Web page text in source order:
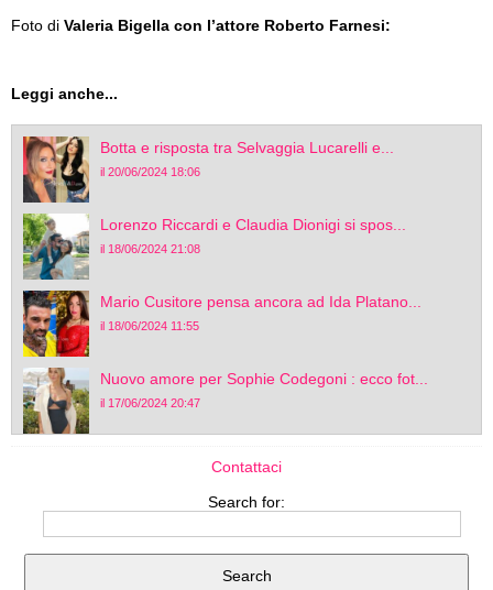
Foto di Valeria Bigella con l’attore Roberto Farnesi:
Leggi anche...
Botta e risposta tra Selvaggia Lucarelli e...
il 20/06/2024 18:06
Lorenzo Riccardi e Claudia Dionigi si spos...
il 18/06/2024 21:08
Mario Cusitore pensa ancora ad Ida Platano...
il 18/06/2024 11:55
Nuovo amore per Sophie Codegoni : ecco fot...
il 17/06/2024 20:47
Contattaci
Search for: